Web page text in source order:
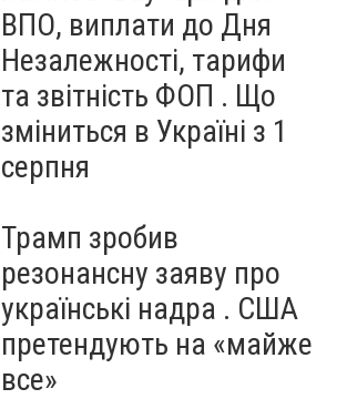
ВПО, виплати до Дня
Незалежності, тарифи
та звітність ФОП . Що
зміниться в Україні з 1
серпня
Трамп зробив
резонансну заяву про
українські надра . США
претендують на «майже
все»